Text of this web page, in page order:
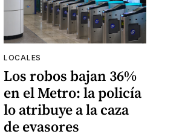
LOCALES
Los robos bajan 36%
en el Metro: la policía
lo atribuye a la caza
de evasores